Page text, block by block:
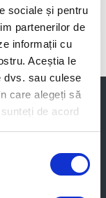
sociale și pentru
partenerilor de
informații cu
Aceștia le
dvs. sau culese
care alegeți să
de acord